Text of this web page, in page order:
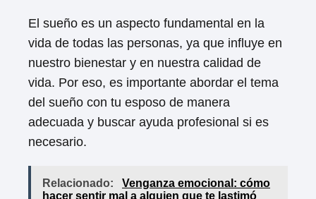
El sueño es un aspecto fundamental en la
vida de todas las personas, ya que influye en
nuestro bienestar y en nuestra calidad de
vida. Por eso, es importante abordar el tema
del sueño con tu esposo de manera
adecuada y buscar ayuda profesional si es
necesario.
Relacionado:
Venganza emocional: cómo
hacer sentir mal a alguien que te lastimó